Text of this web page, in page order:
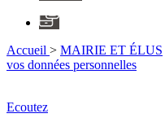
Accueil > MAIRIE ET ÉLUS
vos données personnelles
Ecoutez